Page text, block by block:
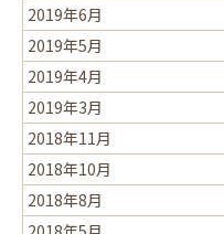
2019年6月
2019年5月
2019年4月
2019年3月
2018年11月
2018年10月
2018年8月